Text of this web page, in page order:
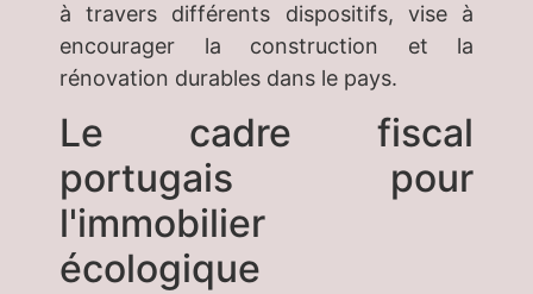
à travers différents dispositifs, vise à
encourager la construction et la
rénovation durables dans le pays.
Le cadre fiscal
portugais pour
l'immobilier
écologique